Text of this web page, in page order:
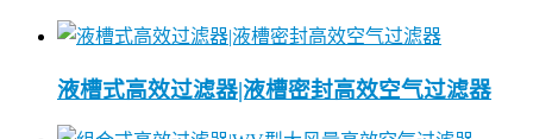
液槽式高效过滤器|液槽密封高效空气过滤器